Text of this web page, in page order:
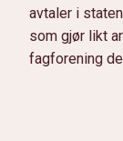
avtaler i
som gjør likt
fagforening